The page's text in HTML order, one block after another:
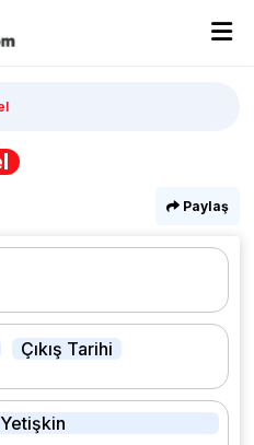
Paylaş
Çıkış Tarihi